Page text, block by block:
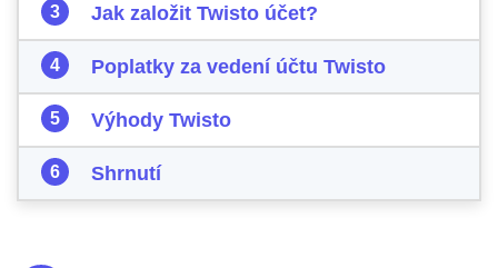
Jak založit Twisto účet?
Poplatky za vedení účtu Twisto
Výhody Twisto
Shrnutí